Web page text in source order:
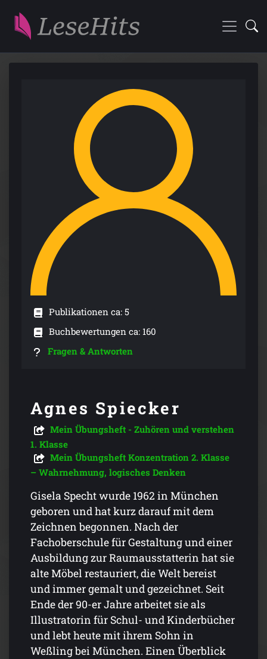
Publikationen ca: 5
Buchbewertungen ca: 160
Fragen & Antworten
Agnes Spiecker
Mein Übungsheft - Zuhören und verstehen
1. Klasse
Mein Übungsheft Konzentration 2. Klasse
– Wahrnehmung, logisches Denken
Gisela Specht wurde 1962 in München
geboren und hat kurz darauf mit dem
Zeichnen begonnen. Nach der
Fachoberschule für Gestaltung und einer
Ausbildung zur Raumausstatterin hat sie
alte Möbel restauriert, die Welt bereist
und immer gemalt und gezeichnet. Seit
Ende der 90-er Jahre arbeitet sie als
Illustratorin für Schul- und Kinderbücher
und lebt heute mit ihrem Sohn in
Weßling bei München. Einen Überblick